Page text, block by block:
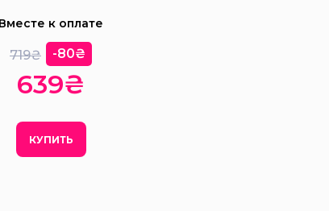
Вместе к оплате
719₴ -80₴
639₴
КУПИТЬ